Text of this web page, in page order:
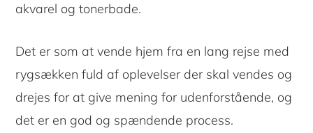
akvarel og tonerbade.
Det er som at vende hjem fra en lang rejse med
rygsækken fuld af oplevelser der skal vendes og
drejes for at give mening for udenforstående, og
det er en god og spændende process.